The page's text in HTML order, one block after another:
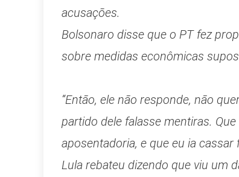
acusações.
Bolsonaro disse que o PT fez
sobre medidas econômicas
“Então, ele não responde, não
partido dele falasse mentiras.
aposentadoria, e que eu ia cassar
Lula rebateu dizendo que viu um